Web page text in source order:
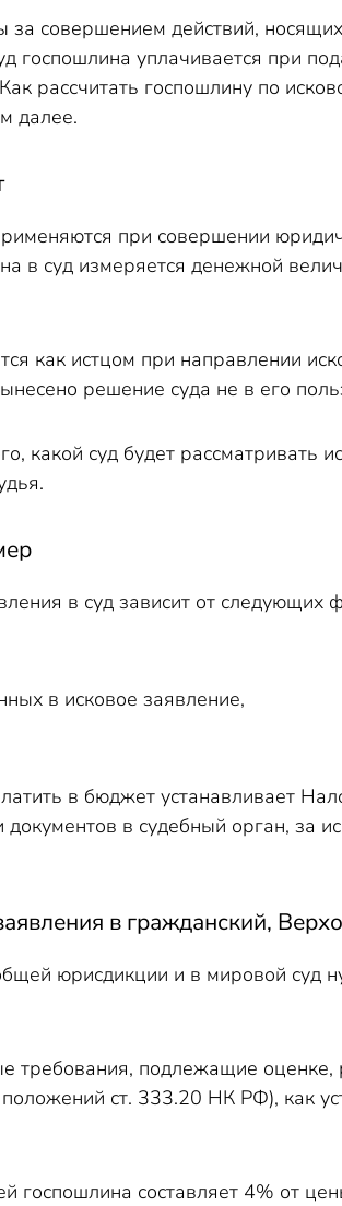
совершением действий,
госпошлина уплачивается при
рассчитать госпошлину по
далее.
при совершении
в суд измеряется денежной
как истцом при направлении
решение суда не в его
какой суд будет рассматривать
в суд зависит от следующих
в исковое заявление,
в бюджет устанавливает
в судебный орган, за
в гражданский,
юрисдикции и в мировой суд
требования, подлежащие оценке,
ст. 333.20 НК РФ), как
госпошлина составляет 4% от